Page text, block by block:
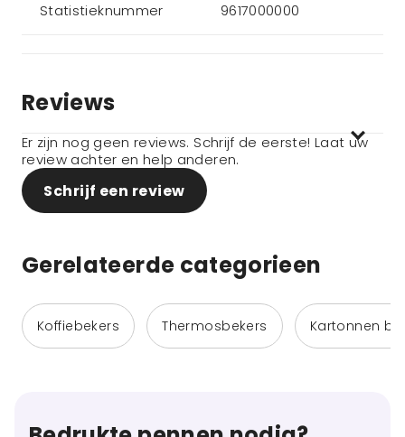
Statistieknummer 9617000000
Reviews
Er zijn nog geen reviews. Schrijf de eerste! Laat uw
review achter en help anderen.
Schrijf een review
Gerelateerde categorieen
Koffiebekers Thermosbekers Kartonnen